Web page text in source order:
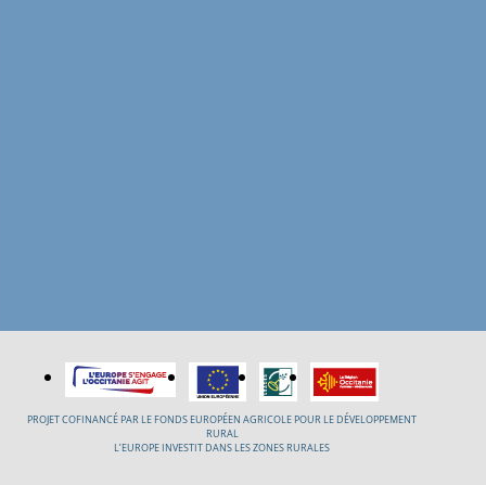
PROJET COFINANCÉ PAR LE FONDS EUROPÉEN AGRICOLE POUR LE DÉVELOPPEMENT
RURAL
L’EUROPE INVESTIT DANS LES ZONES RURALES